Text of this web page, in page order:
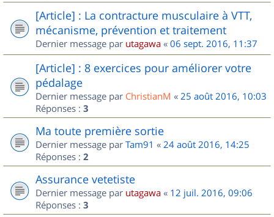
[Article] : La contracture musculaire à VTT,
mécanisme, prévention et traitement
Dernier message par utagawa « 06 sept. 2016, 11:37
[Article] : 8 exercices pour améliorer votre
pédalage
Dernier message par ChristianM « 25 août 2016, 10:03
Réponses : 3
Ma toute première sortie
Dernier message par Tam91 « 24 août 2016, 14:25
Réponses : 2
Assurance vetetiste
Dernier message par utagawa « 12 juil. 2016, 09:06
Réponses : 3